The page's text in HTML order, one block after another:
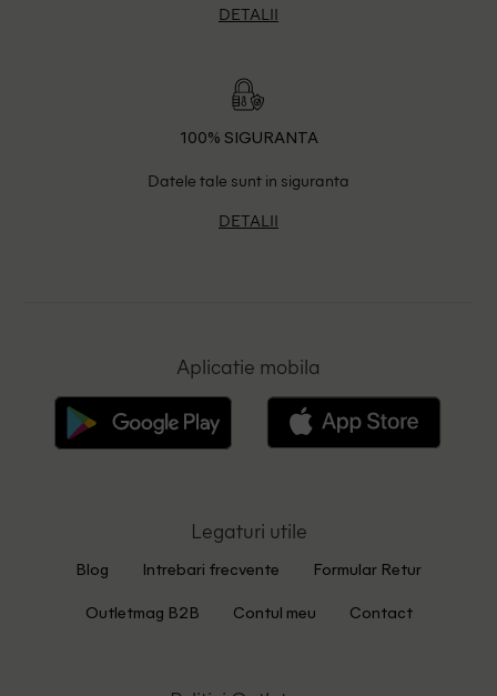
DETALII
100% SIGURANTA
Datele tale sunt in siguranta
DETALII
Aplicatie mobila
Legaturi utile
Blog Intrebari frecvente Formular Retur
Outletmag B2B Contul meu Contact